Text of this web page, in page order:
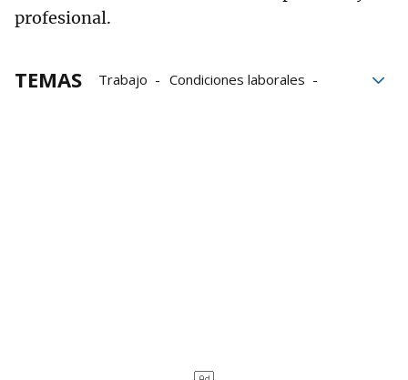
profesional.
TEMAS Trabajo
Condiciones laborales